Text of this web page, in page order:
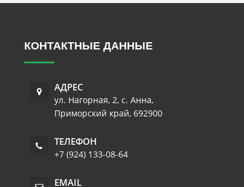
КОНТАКТНЫЕ ДАННЫЕ
АДРЕС
ул. Нагорная, 2, с. Анна,
Приморский край, 692900
ТЕЛЕФОН
+7 (924) 133-08-64
EMAIL